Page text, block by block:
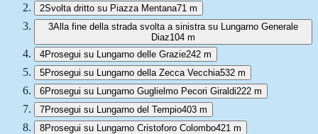
2Svolta dritto su Piazza Mentana71 m
3Alla fine della strada svolta a sinistra su Lungarno Generale
Diaz104 m
4Prosegui su Lungarno delle Grazie242 m
5Prosegui su Lungarno della Zecca Vecchia532 m
6Prosegui su Lungarno Guglielmo Pecori Giraldi222 m
7Prosegui su Lungarno del Tempio403 m
8Prosegui su Lungarno Cristoforo Colombo421 m